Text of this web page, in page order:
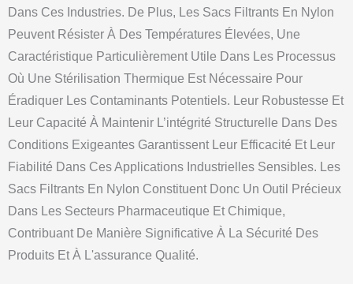
Dans Ces Industries. De Plus, Les Sacs Filtrants En Nylon
Peuvent Résister À Des Températures Élevées, Une
Caractéristique Particulièrement Utile Dans Les Processus
Où Une Stérilisation Thermique Est Nécessaire Pour
Éradiquer Les Contaminants Potentiels. Leur Robustesse Et
Leur Capacité À Maintenir L’intégrité Structurelle Dans Des
Conditions Exigeantes Garantissent Leur Efficacité Et Leur
Fiabilité Dans Ces Applications Industrielles Sensibles. Les
Sacs Filtrants En Nylon Constituent Donc Un Outil Précieux
Dans Les Secteurs Pharmaceutique Et Chimique,
Contribuant De Manière Significative À La Sécurité Des
Produits Et À L'assurance Qualité.